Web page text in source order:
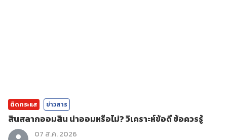
ติดกระแส ข่าวสาร
สินสลากออมสิน น่าออมหรือไม่? วิเคราะห์ข้อดี ข้อควรรู้
07 ส.ค. 2026